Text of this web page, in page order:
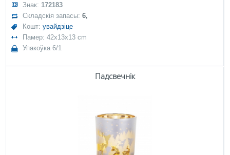
Знак: 172183
Складскія запасы:6,
Кошт:увайдзіце
Памер: 42x13x13 cm
Упакоўка 6/1
Падсвечнік